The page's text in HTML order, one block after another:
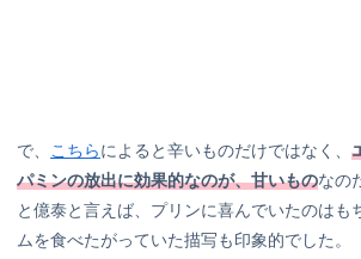
で、 こちらによると辛いものだけではなく、
パミンの放出に効果的なのが、甘いものなの
と億泰と言えば、プリンに喜んでいたのはも
ムを食べたがっていた描写も印象的でした。